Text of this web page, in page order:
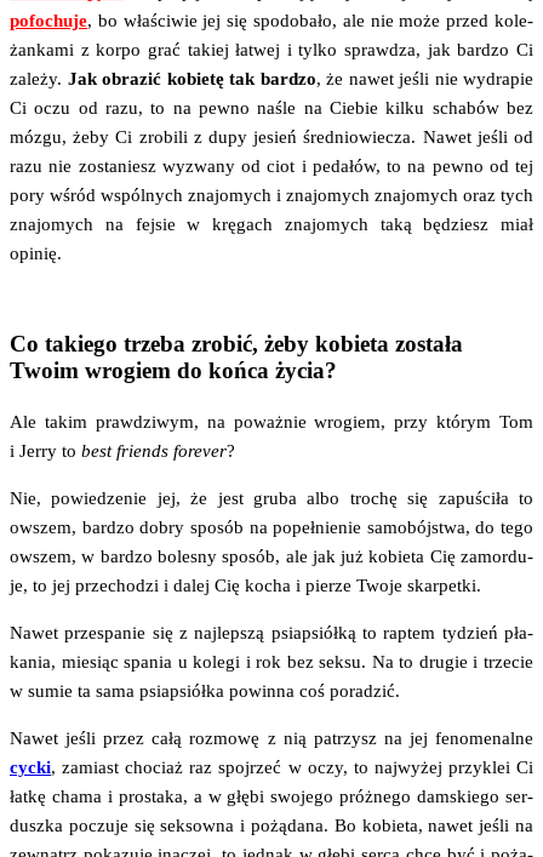
pofo­chu­je, bo wła­ści­wie jej się spodo­ba­ło, ale nie może przed kole­
żan­ka­mi z kor­po grać takiej łatwej i tyl­ko spraw­dza, jak bar­dzo Ci
zale­ży. Jak obra­zić kobie­tę tak bar­dzo, że nawet jeśli nie wydra­pie
Ci oczu od razu, to na pew­no naśle na Cie­bie kil­ku scha­bów bez
mózgu, żeby Ci zro­bi­li z dupy jesień śre­dnio­wie­cza. Nawet jeśli od
razu nie zosta­niesz wyzwa­ny od ciot i peda­łów, to na pew­no od tej
pory wśród wspól­nych zna­jo­mych i zna­jo­mych zna­jo­mych oraz tych
zna­jo­mych na fej­sie w krę­gach zna­jo­mych taką będziesz miał
opinię.
Co takiego trzeba zrobić, żeby kobieta została
Twoim wrogiem do końca życia?
Ale takim praw­dzi­wym, na poważ­nie wro­giem, przy któ­rym Tom
i Jer­ry to best friends fore­ver?
Nie, powie­dze­nie jej, że jest gru­ba albo tro­chę się zapu­ści­ła to
owszem, bar­dzo dobry spo­sób na popeł­nie­nie samo­bój­stwa, do tego
owszem, w bar­dzo bole­sny spo­sób, ale jak już kobie­ta Cię zamor­du­
je, to jej prze­cho­dzi i dalej Cię kocha i pie­rze Two­je skarpetki.
Nawet prze­spa­nie się z naj­lep­szą psiap­siół­ką to rap­tem tydzień pła­
ka­nia, mie­siąc spa­nia u kole­gi i rok bez sek­su. Na to dru­gie i trze­cie
w sumie ta sama psiap­siół­ka powin­na coś poradzić.
Nawet jeśli przez całą roz­mo­wę z nią patrzysz na jej feno­me­nal­ne
cyc­ki, zamiast cho­ciaż raz spoj­rzeć w oczy, to naj­wy­żej przy­klei Ci
łat­kę cha­ma i pro­sta­ka, a w głę­bi swo­je­go próż­ne­go dam­skie­go ser­
dusz­ka poczu­je się sek­sow­na i pożą­da­na. Bo kobie­ta, nawet jeśli na